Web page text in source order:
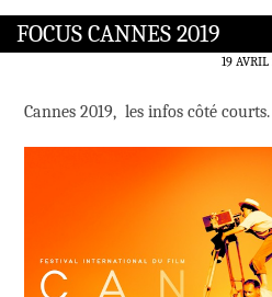
FOCUS CANNES 2019
19 AVRIL
Cannes 2019, les infos côté courts.